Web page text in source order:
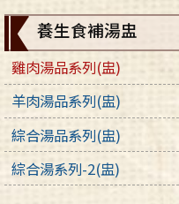
養生食補湯盅
雞肉湯品系列(盅)
羊肉湯品系列(盅)
綜合湯品系列(盅)
綜合湯系列-2(盅)